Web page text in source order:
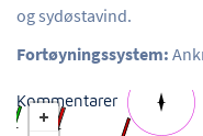
og sydøstavind.
Fortøyningssystem:
Kommentarer